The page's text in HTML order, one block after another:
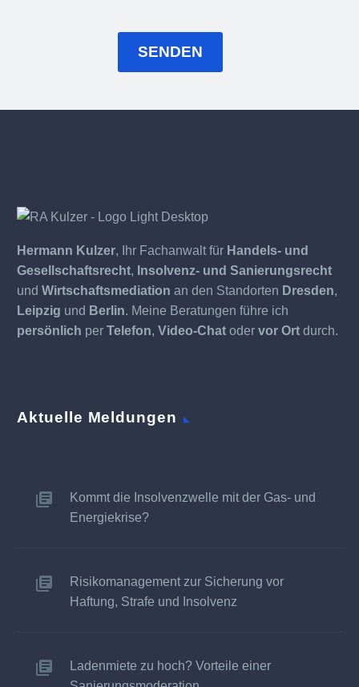
Hermann Kulzer, Ihr Fachanwalt für Handels- und
Gesellschaftsrecht, Insolvenz- und Sanierungsrecht
und Wirtschaftsmediation an den Standorten Dresden,
Leipzig und Berlin. Meine Beratungen führe ich
persönlich per Telefon, Video-Chat oder vor Ort durch.
Aktuelle Meldungen
Kommt die Insolvenzwelle mit der Gas- und
Energiekrise?
Risikomanagement zur Sicherung vor
Haftung, Strafe und Insolvenz
Ladenmiete zu hoch? Vorteile einer